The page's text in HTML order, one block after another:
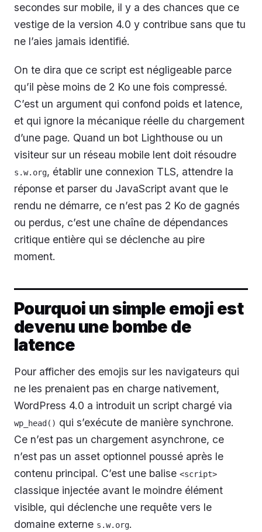
secondes sur mobile, il y a des chances que ce
vestige de la version 4.0 y contribue sans que tu
ne l’aies jamais identifié.
On te dira que ce script est négligeable parce
qu’il pèse moins de 2 Ko une fois compressé.
C’est un argument qui confond poids et latence,
et qui ignore la mécanique réelle du chargement
d’une page. Quand un bot Lighthouse ou un
visiteur sur un réseau mobile lent doit résoudre
s.w.org, établir une connexion TLS, attendre la
réponse et parser du JavaScript avant que le
rendu ne démarre, ce n’est pas 2 Ko de gagnés
ou perdus, c’est une chaîne de dépendances
critique entière qui se déclenche au pire
moment.
Pourquoi un simple emoji est
devenu une bombe de
latence
Pour afficher des emojis sur les navigateurs qui
ne les prenaient pas en charge nativement,
WordPress 4.0 a introduit un script chargé via
wp_head() qui s’exécute de manière synchrone.
Ce n’est pas un chargement asynchrone, ce
n’est pas un asset optionnel poussé après le
contenu principal. C’est une balise <script>
classique injectée avant le moindre élément
visible, qui déclenche une requête vers le
domaine externe s.w.org.